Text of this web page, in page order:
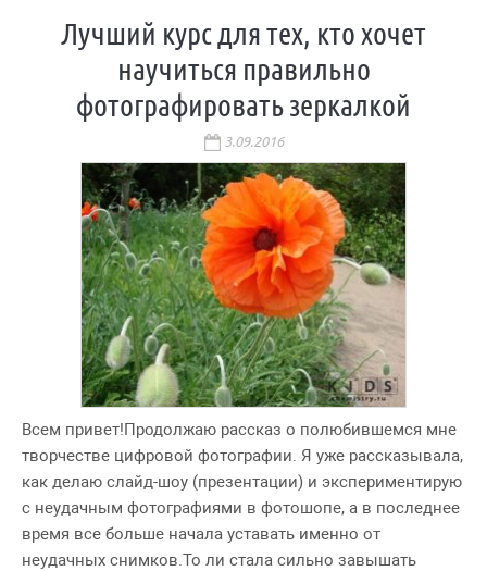
Лучший курс для тех, кто хочет
научиться правильно
фотографировать зеркалкой
3.09.2016
Всем привет!Продолжаю рассказ о полюбившемся мне
творчестве цифровой фотографии. Я уже рассказывала,
как делаю слайд-шоу (презентации) и экспериментирую
с неудачным фотографиями в фотошопе, а в последнее
время все больше начала уставать именно от
неудачных снимков.То ли стала сильно завышать